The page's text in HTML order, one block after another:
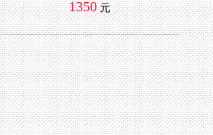
1350元